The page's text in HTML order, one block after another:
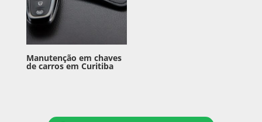
Manutenção em chaves
de carros em Curitiba